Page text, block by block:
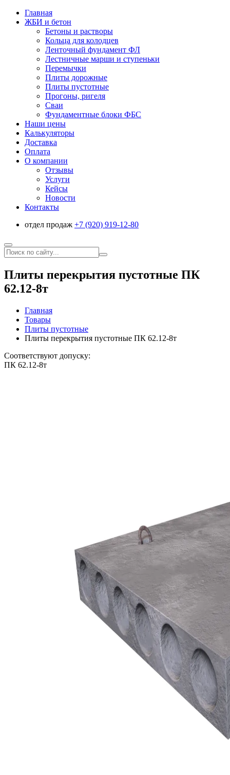
Главная
ЖБИ и бетон
Бетоны и растворы
Кольца для колодцев
Ленточный фундамент ФЛ
Лестничные марши и ступеньки
Перемычки
Плиты дорожные
Плиты пустотные
Прогоны, ригеля
Сваи
Фундаментные блоки ФБС
Наши цены
Калькуляторы
Доставка
Оплата
О компании
Отзывы
Услуги
Кейсы
Новости
Контакты
отдел продаж +7 (920) 919-12-80
Плиты перекрытия пустотные ПК
62.12-8т
Главная
Товары
Плиты пустотные
Плиты перекрытия пустотные ПК 62.12-8т
Соответствуют допуску:
ПК 62.12-8т